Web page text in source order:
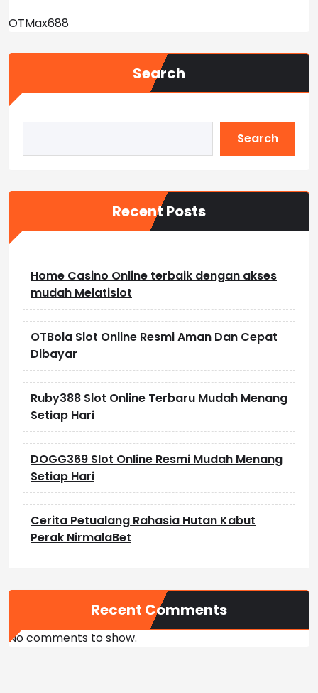
OTMax688
Search
Search
Recent Posts
Home Casino Online terbaik dengan akses
mudah Melatislot
OTBola Slot Online Resmi Aman Dan Cepat
Dibayar
Ruby388 Slot Online Terbaru Mudah Menang
Setiap Hari
DOGG369 Slot Online Resmi Mudah Menang
Setiap Hari
Cerita Petualang Rahasia Hutan Kabut
Perak NirmalaBet
Recent Comments
No comments to show.